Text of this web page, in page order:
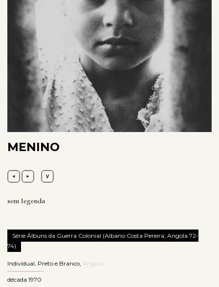
MENINO
sem legenda
Série Álbuns da Guerra Colonial (Albano Costa Pereira, Angola 72-
74)
Individual, Preto e Branco, Angola
década 1970